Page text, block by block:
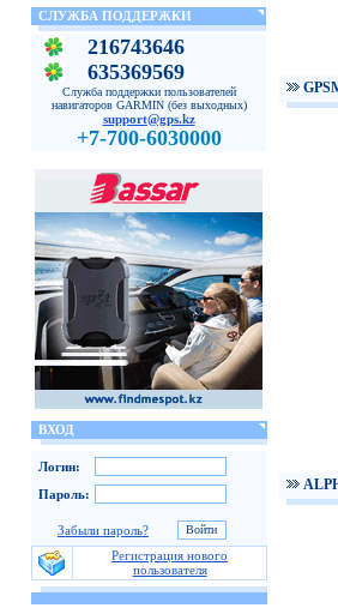
СЛУЖБА ПОДДЕРЖКИ
216743646
635369569
Служба поддержки пользователей
навигаторов GARMIN (без выходных)
support@gps.kz
+7-700-6030000
ВХОД
Логин:
Пароль:
Забыли пароль?
Регистрация нового
пользователя